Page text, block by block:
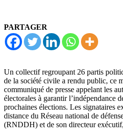
PARTAGER
Un collectif regroupant 26 partis
de la société civile a rendu public, ce
communiqué de presse appelant les
électorales à garantir l’indépendance
prochaines élections. Les signataires
distance du Réseau national de
(RNDDH) et de son directeur